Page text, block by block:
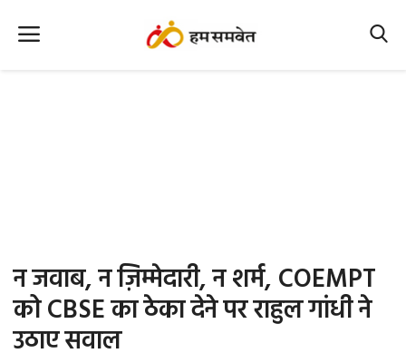
Office Office
Political Gossips
न जवाब, न ज़िम्मेदारी, न शर्म, COEMPT
को CBSE का ठेका देने पर राहुल गांधी ने
उठाए सवाल